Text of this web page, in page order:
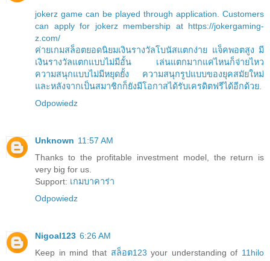
jokerz game can be played through application. Customers
can apply for jokerz membership at https://jokergaming-
z.com/
ค่ายเกมสล็อตยอดนิยมเงินรางวัลโบนัสแตกง่าย แจ็คพอตสูง มี
เงินรางวัลแตกแบบไม่มีอั้น เล่นแตกมากแค่ไหนก็จ่ายไหว
ความสนุกแบบไม่มีหยุดยั้ง ความสนุกรูปแบบของยุคสมัยใหม่
และหลังจากเป็นสมาชิกก็ยังมีโอกาสได้รับเครดิตฟรีได้อีกด้วย.
Odpowiedz
Unknown 11:57 AM
Thanks to the profitable investment model, the return is
very big for us.
Support: เกมบาคาร่า
Odpowiedz
Nigoal123 6:26 AM
Keep in mind that สล็อต123 your understanding of 11hilo